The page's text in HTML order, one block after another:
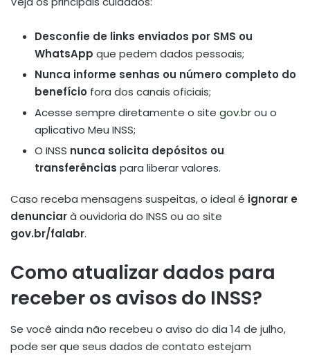
Desconfie de links enviados por SMS ou
WhatsApp que pedem dados pessoais;
Nunca informe senhas ou número completo do
benefício fora dos canais oficiais;
Acesse sempre diretamente o site gov.brou o
aplicativo Meu INSS;
O INSS nunca solicita depósitos ou
transferências para liberar valores.
Caso receba mensagens suspeitas, o ideal é ignorar e
denunciarà ouvidoria do INSS ou ao site
gov.br/falabr.
Como atualizar dados para
receber os avisos do INSS?
Se você ainda não recebeu o aviso do dia 14 de julho,
pode ser que seus dados de contato estejam